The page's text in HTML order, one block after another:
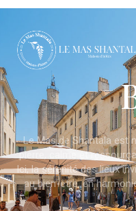
Le Mas de Shantala est
pierre, calme et
Ici, la sérénité des lieux
au bien-être, en